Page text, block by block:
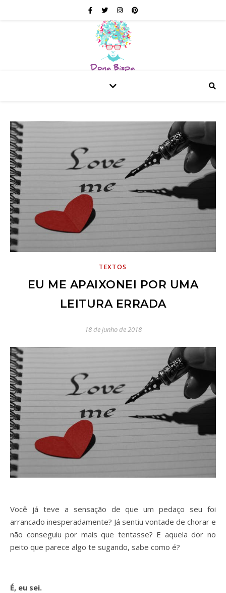
TEXTOS
EU ME APAIXONEI POR UMA
LEITURA ERRADA
18 de junho de 2018
Você já teve a sensação de que um pedaço seu foi
arrancado inesperadamente? Já sentiu vontade de chorar e
não conseguiu por mais que tentasse? E aquela dor no
peito que parece algo te sugando, sabe como é?
É, eu sei.